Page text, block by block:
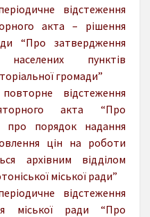
відстеження
акта – рішення
“Про затвердження
пунктів
громади”
відстеження
акта “Про
про порядок надання
цін на роботи
архівним відділом
міської ради”
відстеження
міської ради “Про